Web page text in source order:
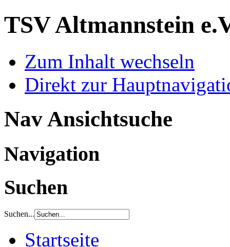
TSV Altmannstein
Zum Inhalt wechseln
Direkt zur
Nav Ansichtsuche
Navigation
Suchen
Suchen...
Startseite